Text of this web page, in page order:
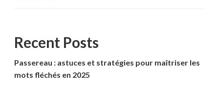
Recent Posts
Passereau : astuces et stratégies pour maîtriser les
mots fléchés en 2025